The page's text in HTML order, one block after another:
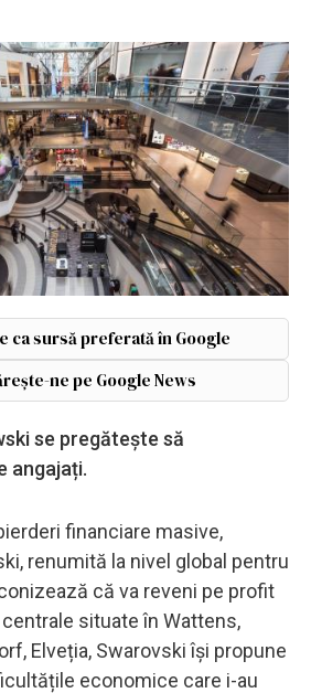
ca sursă preferată în Google
ne pe Google News
se pregătește să
angajați.
financiare masive,
renumită la nivel global pentru
că va reveni pe profit
situate în Wattens,
Elveția, Swarovski își propune
economice care i-au